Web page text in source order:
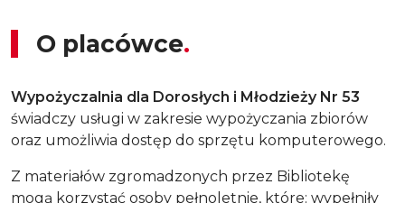
O placówce
Wypożyczalnia dla Dorosłych i Młodzieży Nr 53
świadczy usługi w zakresie wypożyczania zbiorów
oraz umożliwia dostęp do sprzętu komputerowego.
Z materiałów zgromadzonych przez Bibliotekę
mogą korzystać osoby pełnoletnie, które: wypełniły